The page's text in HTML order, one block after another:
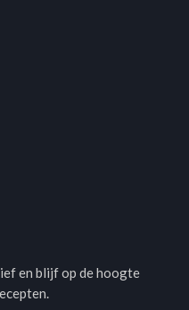
en blijf op de hoogte